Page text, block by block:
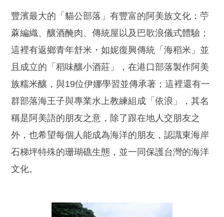
豐濱最大的「貓公部落」有豐富的阿美族文化：苧
蔴編織、釀酒醃肉、傳統屋以及巴歌浪儀式體驗；
這裡有返鄉青年舒米・如妮復興傳統「海稻米」並
且成立的「稻味釀小酒莊」，在港口部落製作阿美
族糯米釀，與19位伊娜學習並傳承著；這裡還有一
群部落海王子與專業水上教練組成「依浪」，其名
稱是阿美語的朋友之意，除了跟在地人交朋友之
外，也希望每個人能成為海洋的朋友，認識東海岸
石梯坪特殊的珊瑚礁生態，並一同保護台灣的海洋
文化。